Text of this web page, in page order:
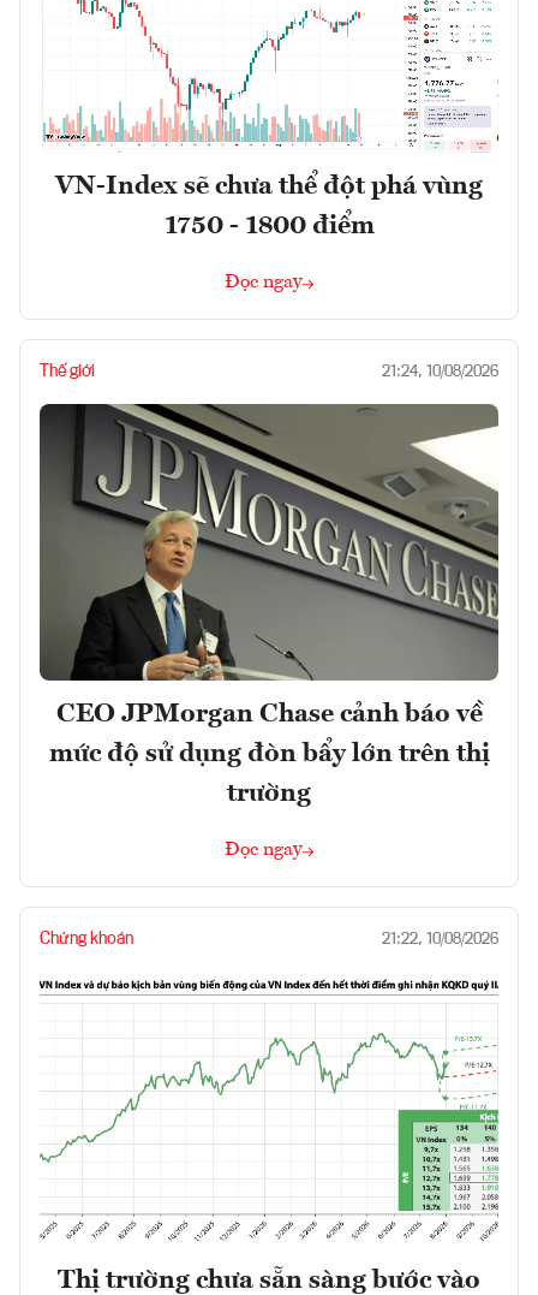
VN-Index sẽ chưa thể đột phá vùng
1750 - 1800 điểm
Đọc ngay
Thế giới 21:24, 10/08/2026
CEO JPMorgan Chase cảnh báo về
mức độ sử dụng đòn bẩy lớn trên thị
trường
Đọc ngay
Chứng khoán 21:22, 10/08/2026
Thị trường chưa sẵn sàng bước vào